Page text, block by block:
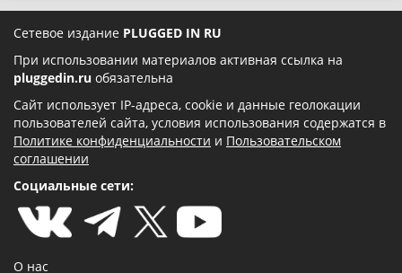
Сетевое издание PLUGGED IN RU
При использовании материалов активная ссылка на
pluggedin.ru обязательна
Сайт использует IP-адреса, cookie и данные геолокации
пользователей сайта, условия использования содержатся в
Политике конфиденциальности и Пользовательском
соглашении
Социальные сети:
О нас